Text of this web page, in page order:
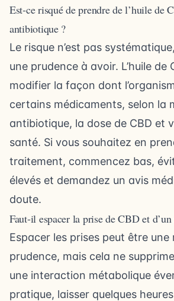
Est-ce risqué de prendre de l’huile de
antibiotique ?
Le risque n’est pas
une prudence à avoir. L’huile de
modifier la façon dont
certains médicaments, selon la
antibiotique, la dose de CBD et
santé. Si vous souhaitez en
traitement, commencez bas,
élevés et demandez un avis
doute.
Faut-il espacer la prise de CBD et
Espacer les prises peut être une
prudence, mais cela ne
une interaction métabolique
pratique, laisser quelques